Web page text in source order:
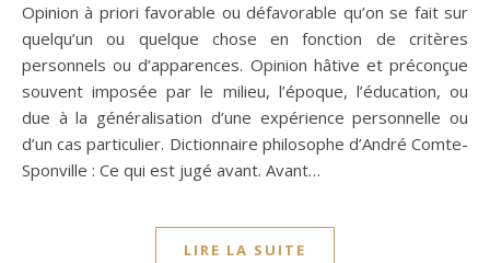
Opinion à priori favorable ou défavorable qu’on se fait sur
quelqu’un ou quelque chose en fonction de critères
personnels ou d’apparences. Opinion hâtive et préconçue
souvent imposée par le milieu, l’époque, l’éducation, ou
due à la généralisation d’une expérience personnelle ou
d’un cas particulier. Dictionnaire philosophe d’André Comte-
Sponville : Ce qui est jugé avant. Avant…
LIRE LA SUITE